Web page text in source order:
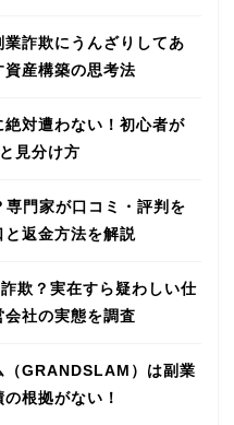
業詐欺にうんざりしてあ
産構築の思考法
絶対遭わない！初心者が
見分け方
門家が口コミ・評判を
返金方法を解説
欺？実在すら疑わしい仕
社の実態を調査
（GRANDSLAM）は副業
根拠がない！